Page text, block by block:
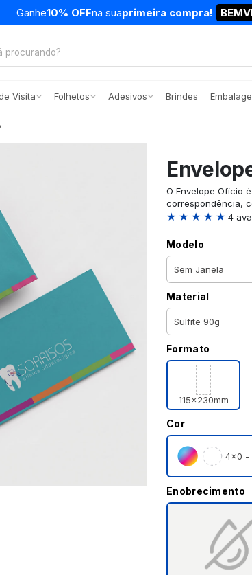
Ganhe10% OFFna suaprimeira compra!
Visita Folhetos Adesivos Brindes
O Envelope Ofício
correspondência,
★ ★ ★ ★ ★ 4
Modelo
Material
Formato
115x230mm
Cor
4×0 -
Enobrecimento